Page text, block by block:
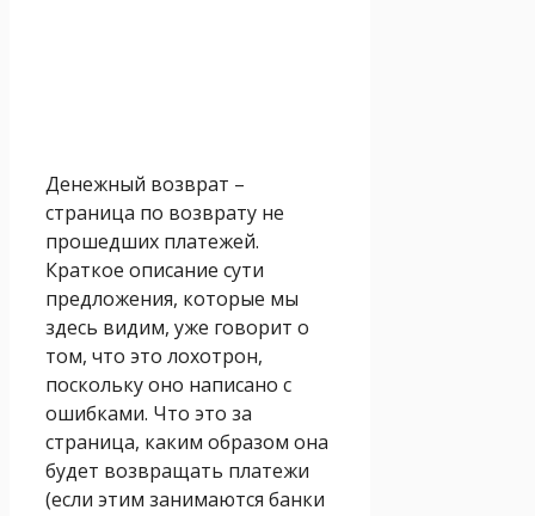
Денежный возврат –
страница по возврату не
прошедших платежей.
Краткое описание сути
предложения, которые мы
здесь видим, уже говорит о
том, что это лохотрон,
поскольку оно написано с
ошибками. Что это за
страница, каким образом она
будет возвращать платежи
(если этим занимаются банки